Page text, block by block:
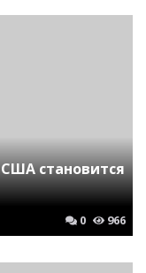
становится
0 966